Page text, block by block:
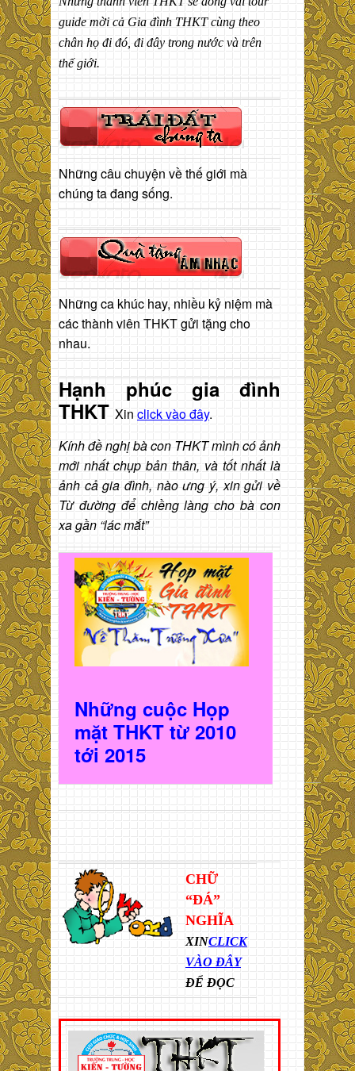
guide mời cả Gia đình THKT cùng theo
chân họ đi đó, đi đây trong nước và trên
thế giới.
Những câu chuyện về thế giới mà
chúng ta đang sống.
Những ca khúc hay, nhiều kỷ niệm mà
các thành viên THKT gửi tặng cho
nhau.
Hạnh phúc gia đình
THKT Xin click vào đây.
Kính đề nghị bà con THKT mình có ảnh
mới nhất chụp bản thân, và tốt nhất là
ảnh cả gia đình, nào ưng ý, xin gửi về
Từ đường để chiềng làng cho bà con
xa gần “lác mắt”
Những cuộc Họp
mặt THKT từ 2010
tới 2015
CHỮ
“ĐÁ”
NGHĨA
XINCLICK
VÀO ĐÂY
ĐỂ ĐỌC